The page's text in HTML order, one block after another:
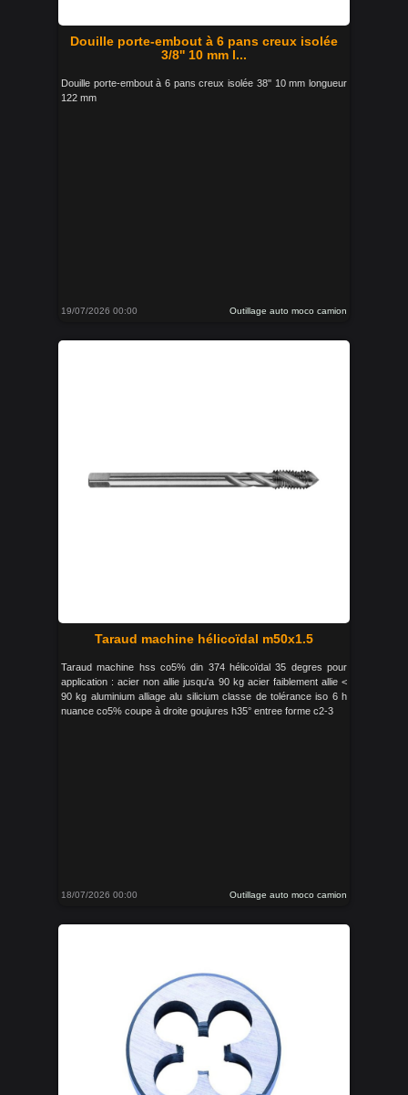
Douille porte-embout à 6 pans creux isolée
3/8'' 10 mm l...
Douille porte-embout à 6 pans creux isolée 38'' 10 mm longueur
122 mm
19/07/2026 00:00 Outillage auto moco camion
Taraud machine hélicoïdal m50x1.5
Taraud machine hss co5% din 374 hélicoïdal 35 degres pour
application : acier non allie jusqu'a 90 kg acier faiblement allie <
90 kg aluminium alliage alu silicium classe de tolérance iso 6 h
nuance co5% coupe à droite goujures h35° entree forme c2-3
18/07/2026 00:00 Outillage auto moco camion